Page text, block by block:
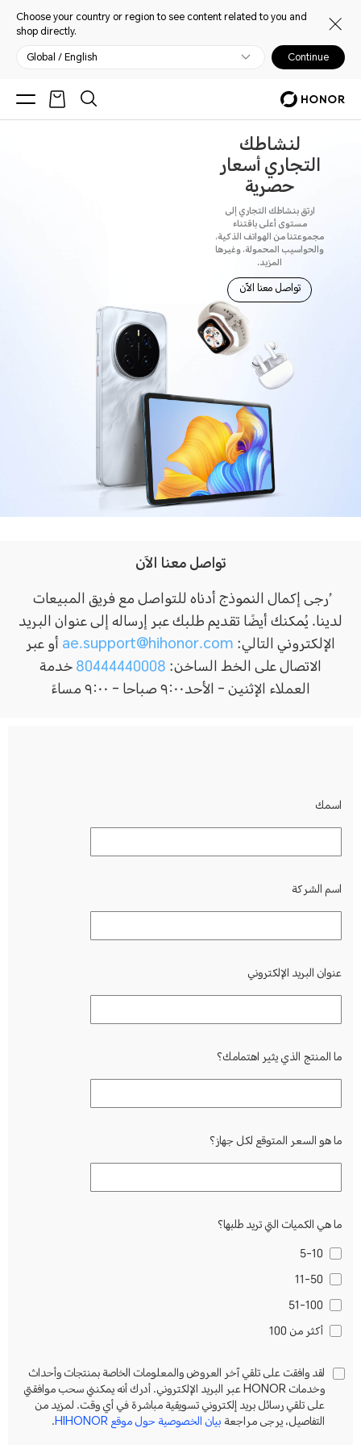
Choose your country or region to see content related to you and
shop directly.
Global / English Continue
لنشاطك
التجاريأسعار
حصرية
ارتق بنشاطك التجاري إلى
مستوى أعلى باقتناء
مجموعتنا من الهواتف الذكية،
والحواسيب المحمولة، وغيرها
المزيد.
تواصل معنا الآن
تواصل معنا الآن
ُرجى إكمال النموذج أدناه للتواصل مع فريق المبيعات
لدينا. يُمكنك أيضًا تقديم طلبك عبر إرساله إلى عنوان البريد
الإلكتروني التالي: ae.support@hihonor.com أو عبر
الاتصال على الخط الساخن: 80444440008خدمة
العملاء الإثنين - الأحد٩:٠٠ صباحا - ٩:٠٠ مساءً
اسمك
اسم الشركة
عنوان البريد الإلكتروني
ما المنتج الذي يثير اهتمامك؟
ما هو السعر المتوقع لكل جهاز؟
ما هي الكميات التي تريد طلبها؟
5-10
11-50
51-100
أكثر من 100
لقد وافقت على تلقي آخر العروض والمعلومات الخاصة بمنتجات وأحداث
وخدمات HONOR عبر البريد الإلكتروني. أدرك أنه يمكنني سحب موافقتي
على تلقي رسائل بريد إلكتروني تسويقية مباشرة في أي وقت. لمزيد من
التفاصيل، يرجى مراجعة بيان الخصوصية حول موقع HIHONOR .